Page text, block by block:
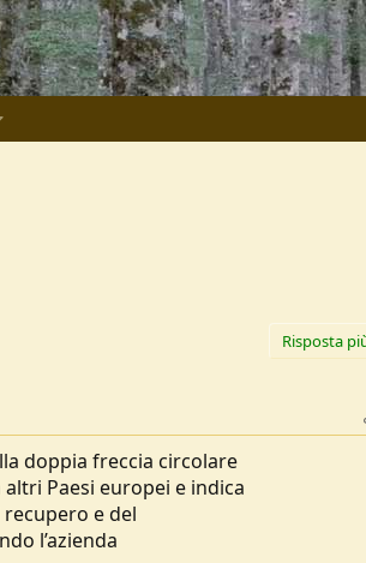
Risposta
doppia freccia circolare
Paesi europei e indica
e del
l’azienda